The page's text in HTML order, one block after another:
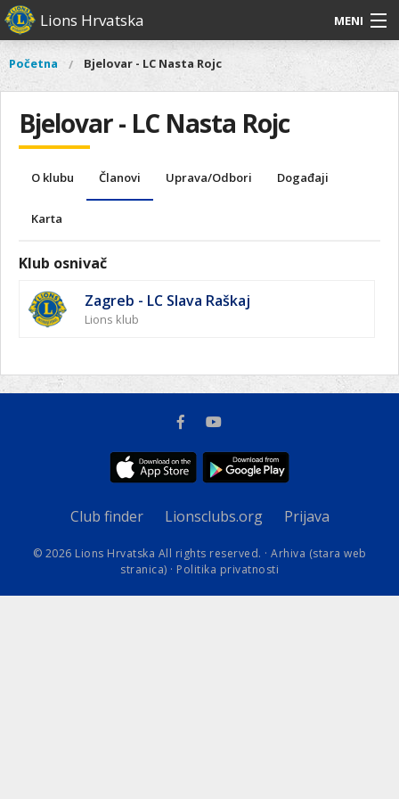
Skoči
na
sadržaj
Lions Hrvatska MENI
O nama
Naši projekti
Aktivnosti
Glavni
O
nama
Distrikt
126
Aktivnosti
Vi
ste
ovdje
Početna Bjelovar - LC Nasta Rojc
Bjelovar - LC Nasta Rojc
O klubu Članovi Uprava/Odbori Događaji
Karta
Klub osnivač
Zagreb - LC Slava Raškaj
Lions klub
Club finder Lionsclubs.org Prijava
© 2026 Lions Hrvatska All rights reserved. · Arhiva (stara web
stranica) · Politika privatnosti